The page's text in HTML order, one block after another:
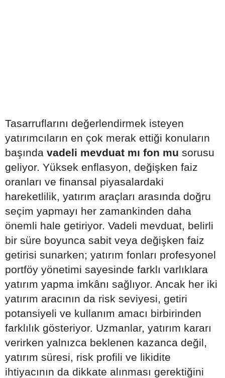
Tasarruflarını değerlendirmek isteyen
yatırımcıların en çok merak ettiği konuların
başında vadeli mevduat mı fon mu sorusu
geliyor. Yüksek enflasyon, değişken faiz
oranları ve finansal piyasalardaki
hareketlilik, yatırım araçları arasında doğru
seçim yapmayı her zamankinden daha
önemli hale getiriyor. Vadeli mevduat, belirli
bir süre boyunca sabit veya değişken faiz
getirisi sunarken; yatırım fonları profesyonel
portföy yönetimi sayesinde farklı varlıklara
yatırım yapma imkânı sağlıyor. Ancak her iki
yatırım aracının da risk seviyesi, getiri
potansiyeli ve kullanım amacı birbirinden
farklılık gösteriyor. Uzmanlar, yatırım kararı
verirken yalnızca beklenen kazanca değil,
yatırım süresi, risk profili ve likidite
ihtiyacının da dikkate alınması gerektiğini